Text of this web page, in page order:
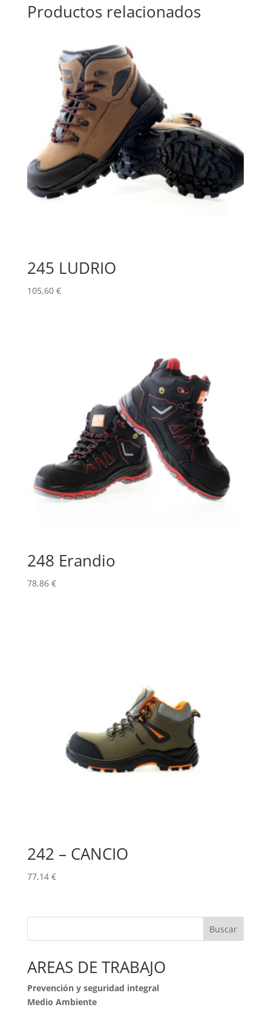
Productos relacionados
245 LUDRIO
105,60 €
248 Erandio
78,86 €
242 – CANCIO
77,14 €
Buscar
AREAS DE TRABAJO
Prevención y seguridad integral
Medio Ambiente